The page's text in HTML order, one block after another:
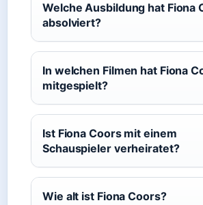
Welche Ausbildung hat Fiona
absolviert?
In welchen Filmen hat Fiona
mitgespielt?
Ist Fiona Coors mit einem
Schauspieler verheiratet?
Wie alt ist Fiona Coors?